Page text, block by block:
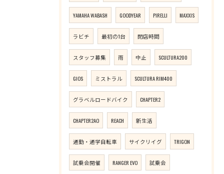
YAMAHA WABASH GOODYEAR PIRELLI MAXXIS
ラビチ 最初の1台 閉店時間
スタッフ募集 雨 中止 SCULTURA200
GIOS ミストラル SCULTURA RIM400
グラベルロードバイク CHAPTER2
CHAPTER2AO REACH 新生活
通勤・通学自転車 サイクリイグ TRIGON
試乗会開催 RANGER EVO 試乗会